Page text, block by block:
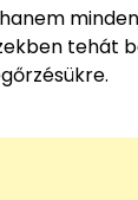
tehát